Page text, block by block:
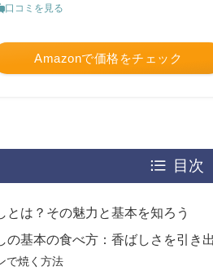
口コミを見る
Amazonで価格をチェック
目次
とは？その魅力と基本を知ろう
の基本の食べ方：香ばしさを引き
で焼く方法